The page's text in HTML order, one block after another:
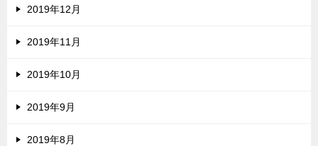
2019年12月
2019年11月
2019年10月
2019年9月
2019年8月